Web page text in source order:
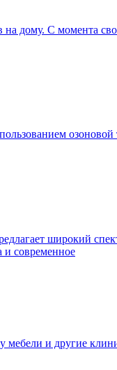
дому. С момента
широкий
и современное
мебели и другие